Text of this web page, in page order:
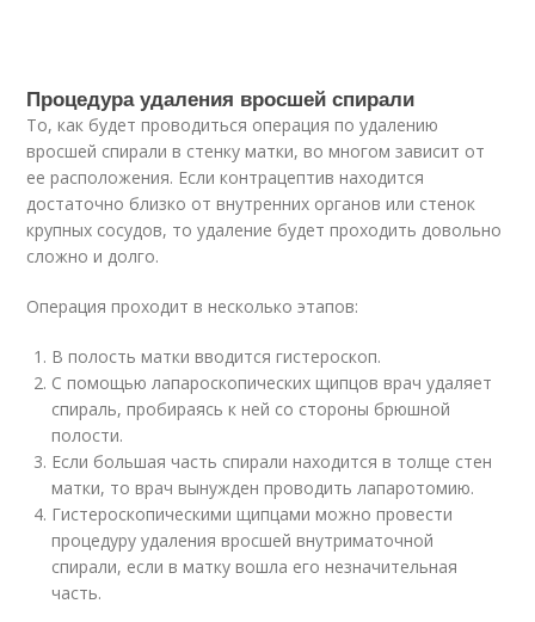
Процедура удаления вросшей спирали
То, как будет проводиться операция по удалению
вросшей спирали в стенку матки, во многом зависит от
ее расположения. Если контрацептив находится
достаточно близко от внутренних органов или стенок
крупных сосудов, то удаление будет проходить довольно
сложно и долго.
Операция проходит в несколько этапов:
В полость матки вводится гистероскоп.
С помощью лапароскопических щипцов врач удаляет
спираль, пробираясь к ней со стороны брюшной
полости.
Если большая часть спирали находится в толще стен
матки, то врач вынужден проводить лапаротомию.
Гистероскопическими щипцами можно провести
процедуру удаления вросшей внутриматочной
спирали, если в матку вошла его незначительная
часть.